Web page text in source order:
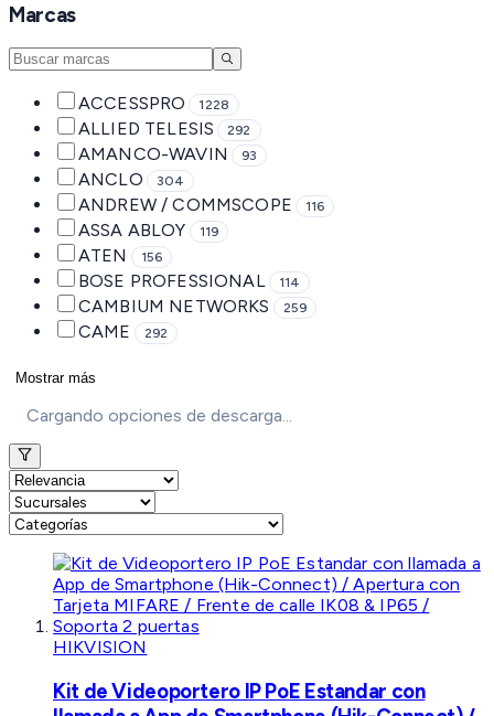
Marcas
ACCESSPRO 1228
ALLIED TELESIS 292
AMANCO-WAVIN 93
ANCLO 304
ANDREW / COMMSCOPE 116
ASSA ABLOY 119
ATEN 156
BOSE PROFESSIONAL 114
CAMBIUM NETWORKS 259
CAME 292
Mostrar más
Cargando opciones de descarga...
HIKVISION
Kit de Videoportero IP PoE Estandar con